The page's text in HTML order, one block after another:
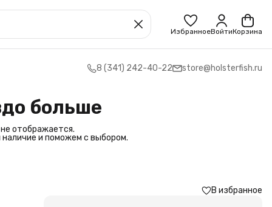
ИзбранноеВойтиКорзина
8 (341) 242-40-22 store@holsterfish.ru
больше
отображается.
и поможем с выбором.
В избранное